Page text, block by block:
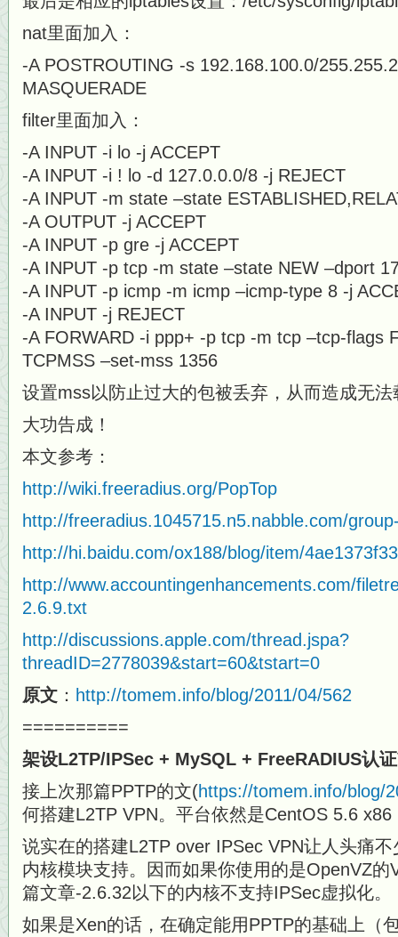
nat里面加入：
-A POSTROUTING -s 192.168.100.0/
MASQUERADE
filter里面加入：
-A INPUT -i lo -j ACCEPT
-A INPUT -i ! lo -d 127.0.0.0/8 -j REJECT
-A INPUT -m state –state
-A OUTPUT -j ACCEPT
-A INPUT -p gre -j ACCEPT
-A INPUT -p tcp -m state –state NEW –dport
-A INPUT -p icmp -m icmp –icmp-type 8 -j
-A INPUT -j REJECT
-A FORWARD -i ppp+ -p tcp -m tcp –tcp-flags
TCPMSS –set-mss 1356
设置mss以防止过大的包被丢弃，从而造成无法
大功告成！
本文参考：
http://wiki.freeradius.org/PopTop
http://freeradius.1045715.n5.nabble.com/
http://hi.baidu.com/ox188/blog/item/
http://www.accountingenhancements.com/
2.6.9.txt
http://discussions.apple.com/thread.jspa?
threadID=2778039&start=60&tstart=0
原文 ： http://tomem.info/blog/2011/04/562
==========
架设L2TP/IPSec + MySQL + FreeRADIUS认
接上次那篇PPTP的文(https://tomem.info/blog/
何搭建L2TP VPN。平台依然是CentOS 5.6
说实在的搭建L2TP over IPSec VPN让人头痛
内核模块支持。因而如果你使用的是OpenVZ
篇文章-2.6.32以下的内核不支持IPSec虚拟化。
如果是Xen的话，在确定能用PPTP的基础上（